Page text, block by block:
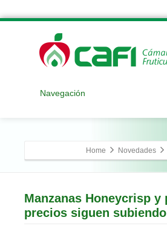
Navegación
Home Novedades
Manzanas Honeycrisp y
precios siguen subiendo